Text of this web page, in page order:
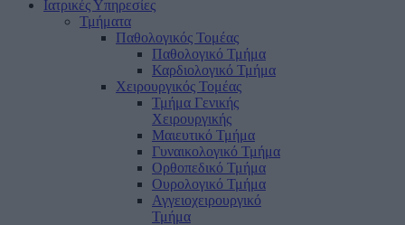
Ιατρικές Υπηρεσίες
Τμήματα
Παθολογικός Τομέας
Παθολογικό Τμήμα
Καρδιολογικό Τμήμα
Χειρουργικός Τομέας
Τμήμα Γενικής
Χειρουργικής
Μαιευτικό Τμήμα
Γυναικολογικό Τμήμα
Ορθοπεδικό Τμήμα
Ουρολογικό Τμήμα
Αγγειοχειρουργικό
Τμήμα